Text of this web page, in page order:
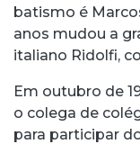
batismo é
anos mudou a
italiano Ridolfi,
Em outubro de
o colega de
para participar